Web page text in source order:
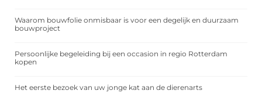
Waarom bouwfolie onmisbaar is voor een degelijk en duurzaam
bouwproject
Persoonlijke begeleiding bij een occasion in regio Rotterdam
kopen
Het eerste bezoek van uw jonge kat aan de dierenarts